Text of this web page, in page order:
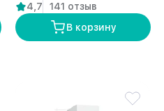
DUO"
4,7
141 отзыв
В корзину